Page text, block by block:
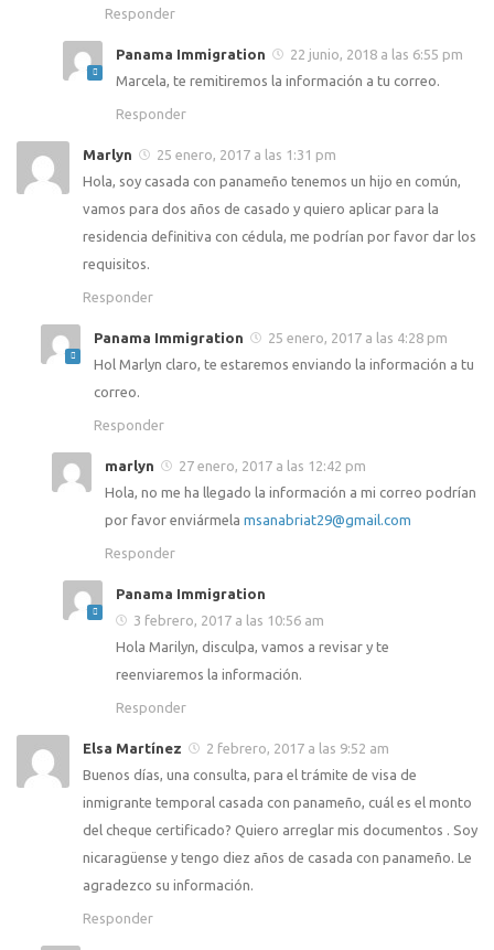
Responder
Panama Immigration
22 junio, 2018 a las 6:55 pm
Marcela, te remitiremos la información a tu correo.
Responder
Marlyn
25 enero, 2017 a las 1:31 pm
Hola, soy casada con panameño tenemos un hijo en común,
vamos para dos años de casado y quiero aplicar para la
residencia definitiva con cédula, me podrían por favor dar los
requisitos.
Responder
Panama Immigration
25 enero, 2017 a las 4:28 pm
Hol Marlyn claro, te estaremos enviando la información a tu
correo.
Responder
marlyn
27 enero, 2017 a las 12:42 pm
Hola, no me ha llegado la información a mi correo podrían
por favor enviármela msanabriat29@gmail.com
Responder
Panama Immigration
3 febrero, 2017 a las 10:56 am
Hola Marilyn, disculpa, vamos a revisar y te
reenviaremos la información.
Responder
Elsa Martínez
2 febrero, 2017 a las 9:52 am
Buenos días, una consulta, para el trámite de visa de
inmigrante temporal casada con panameño, cuál es el monto
del cheque certificado? Quiero arreglar mis documentos . Soy
nicaragüense y tengo diez años de casada con panameño. Le
agradezco su información.
Responder